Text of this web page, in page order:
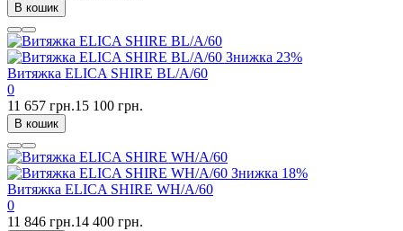
В кошик
Знижка 23%
Витяжка ELICA SHIRE BL/A/60
0
11 657 грн.15 100 грн.
В кошик
Знижка 18%
Витяжка ELICA SHIRE WH/A/60
0
11 846 грн.14 400 грн.